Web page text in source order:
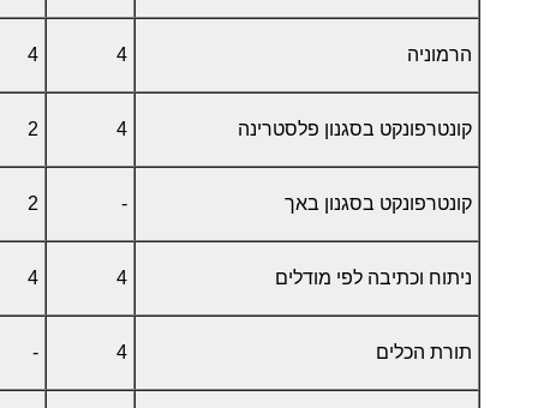
הרמוניה 4
4
קונטרפונקט בסגנון פלסטרינה 4
2
קונטרפונקט בסגנון באך -
2
ניתוח וכתיבה לפי מודלים 4
4
תורת הכלים 4
-